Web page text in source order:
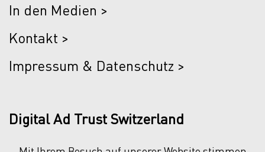
In den Medien >
Kontakt >
Impressum & Datenschutz >
Digital Ad Trust Switzerland